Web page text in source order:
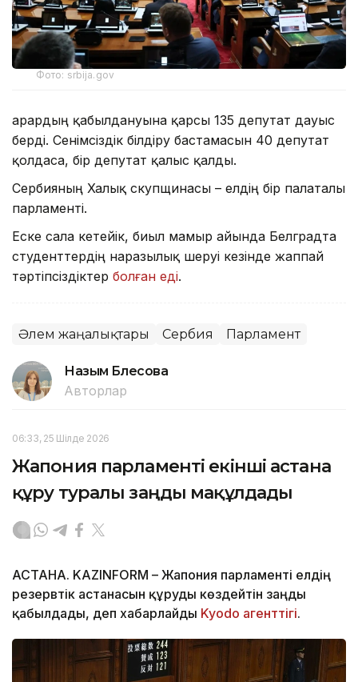
Фото: srbija.gov
Қарардың қабылдануына қарсы 135 депутат дауыс
берді. Сенімсіздік білдіру бастамасын 40 депутат
қолдаса, бір депутат қалыс қалды.
Сербияның Халық скупщинасы – елдің бір палаталы
парламенті.
Еске сала кетейік, биыл мамыр айында Белградта
студенттердің наразылық шеруі кезінде жаппай
тәртіпсіздіктер болған еді.
Әлем жаңалықтары Сербия Парламент
Назым Бөлесова
Авторлар
06:33, 25 Шілде 2026
Жапония парламенті екінші астана
құру туралы заңды мақұлдады
АСТАНА. KAZINFORM – Жапония парламенті елдің
резервтік астанасын құруды көздейтін заңды
қабылдады, деп хабарлайды Kyodo агенттігі.